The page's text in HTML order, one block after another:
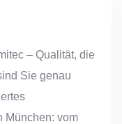
– Qualität, die
Sie genau
München: vom